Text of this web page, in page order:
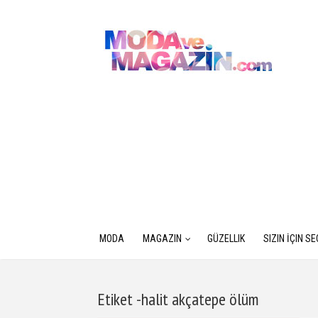
MODA MAGAZIN GÜZELLIK SIZIN İÇIN
Etiket -halit akçatepe ölüm